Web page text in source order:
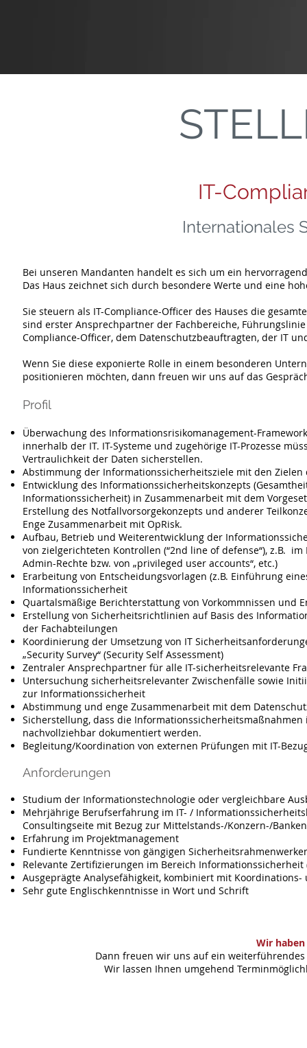
IT-
Internationales
Bei unseren Mandanten handelt es sich um ein
Das Haus zeichnet sich durch besondere Werte und eine
Sie steuern als IT-Compliance-Officer des Hauses die
sind erster Ansprechpartner der Fachbereiche,
Compliance-Officer, dem Datenschutzbeauftragten, der IT
Wenn Sie diese exponierte Rolle in einem besonderen
positionieren möchten, dann freuen wir uns auf das
Profil
Überwachung des Informationsrisikomanagement-
innerhalb der IT. IT-Systeme und zugehörige IT-Prozesse
Vertraulichkeit der Daten sicherstellen.
Abstimmung der Informationssicherheitsziele mit den Zielen
Entwicklung des Informationssicherheitskonzepts
Informationssicherheit) in Zusammenarbeit mit dem
Erstellung des Notfallvorsorgekonzepts und anderer
Enge Zusammenarbeit mit OpRisk.
Aufbau, Betrieb und Weiterentwicklung der
von zielgerichteten Kontrollen (“2nd line of defense“), z.B.
Admin-Rechte bzw. von „privileged user accounts“, etc.)
Erarbeitung von Entscheidungsvorlagen (z.B. Einführung
Informationssicherheit
Quartalsmäßige Berichterstattung von Vorkommnissen und
Erstellung von Sicherheitsrichtlinien auf Basis des
der Fachabteilungen
Koordinierung der Umsetzung von IT
„Security Survey“ (Security Self Assessment)
Zentraler Ansprechpartner für alle IT-sicherheitsrelevante
Untersuchung sicherheitsrelevanter Zwischenfälle sowie
zur Informationssicherheit
Abstimmung und enge Zusammenarbeit mit dem
Sicherstellung, dass die
nachvollziehbar dokumentiert werden.
Begleitung/Koordination von externen Prüfungen mit IT-
Anforderungen
Studium der Informationstechnologie oder vergleichbare
Mehrjährige Berufserfahrung im IT- /
Consultingseite mit Bezug zur Mittelstands-/Konzern-/
Erfahrung im Projektmanagement
Fundierte Kenntnisse von gängigen
Relevante Zertifizierungen im Bereich Informationssicherheit
Ausgeprägte Analysefähigkeit, kombiniert mit
Sehr gute Englischkenntnisse in Wort und Schrift
Wir
Dann freuen wir uns auf ein
Wir lassen Ihnen umgehend